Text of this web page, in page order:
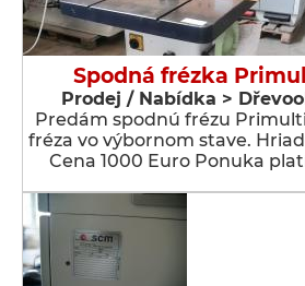
Spodná frézka
Prodej / Nabídka >
Predám spodnú frézu
fréza vo výbornom stave.
Cena 1000 Euro Ponuka